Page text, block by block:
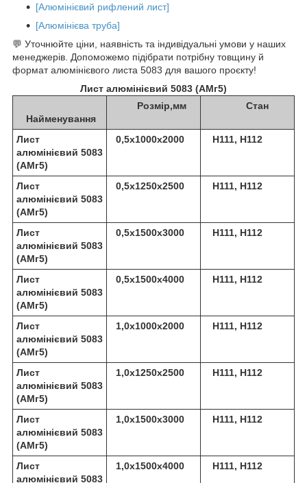
[Алюмінієвий рифлений лист]
[Алюмінієва труба]
💬 Уточнюйте ціни, наявність та індивідуальні умови у наших
менеджерів. Допоможемо підібрати потрібну товщину й
формат алюмінієвого листа 5083 для вашого проєкту!
Лист алюмінієвий 5083 (АМг5)
Найменування
Розмір,мм Стан
Лист
алюмінієвий 5083
(АМг5)
0,5х1000х2000 Н111, Н112
Лист
алюмінієвий 5083
(АМг5)
0,5х1250х2500 Н111, Н112
Лист
алюмінієвий 5083
(АМг5)
0,5х1500х3000 Н111, Н112
Лист
алюмінієвий 5083
(АМг5)
0,5х1500х4000 Н111, Н112
Лист
алюмінієвий 5083
(АМг5)
1,0х1000х2000 Н111, Н112
Лист
алюмінієвий 5083
(АМг5)
1,0х1250х2500 Н111, Н112
Лист
алюмінієвий 5083
(АМг5)
1,0х1500х3000 Н111, Н112
Лист
алюмінієвий 5083
1,0х1500х4000 Н111, Н112